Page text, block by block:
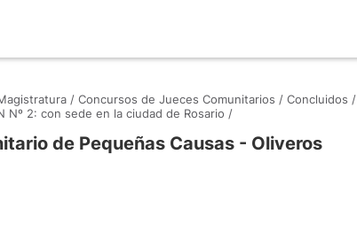
/ Concursos de Jueces Comunitarios / Concluidos /
Nº 2: con sede en la ciudad de Rosario /
de Pequeñas Causas - Oliveros